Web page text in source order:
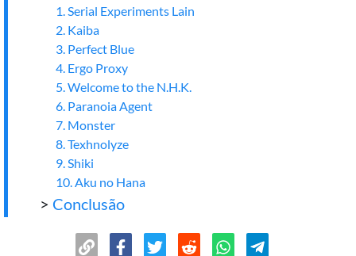
1. Serial Experiments Lain
2. Kaiba
3. Perfect Blue
4. Ergo Proxy
5. Welcome to the N.H.K.
6. Paranoia Agent
7. Monster
8. Texhnolyze
9. Shiki
10. Aku no Hana
> Conclusão